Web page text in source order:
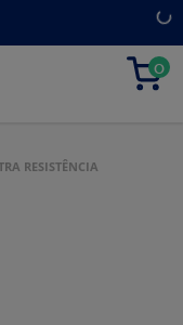
0
0
RESISTÊNCIA